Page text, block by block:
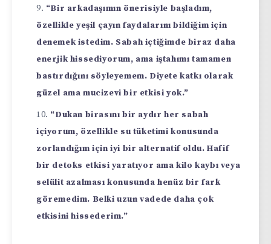
“Bir arkadaşımın önerisiyle başladım,
özellikle yeşil çayın faydalarını bildiğim için
denemek istedim. Sabah içtiğimde biraz daha
enerjik hissediyorum, ama iştahımı tamamen
bastırdığını söyleyemem. Diyete katkı olarak
güzel ama mucizevi bir etkisi yok.”
“Dukan birasını bir aydır her sabah
içiyorum, özellikle su tüketimi konusunda
zorlandığım için iyi bir alternatif oldu. Hafif
bir detoks etkisi yaratıyor ama kilo kaybı veya
selülit azalması konusunda henüz bir fark
göremedim. Belki uzun vadede daha çok
etkisini hissederim.”